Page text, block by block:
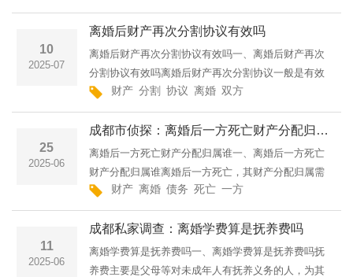
同还贷及对应增值部分，由产权登记一方对另一方进
行补偿。补偿数额
10
2025-07
离婚后财产再次分割协议有效吗
离婚后财产再次分割协议有效吗一、离婚后财产再次
分割协议有效吗离婚后财产再次分割协议一般是有效
的。根据《民法典》相关规定，离婚后，一方发现另
一方有隐藏、转移、变卖、毁损、挥霍夫妻共同财
产，或者伪造夫妻共···
财产 分割 协议 离婚 双方
25
2025-06
成都市侦探：离婚后一方死亡财产分配归属谁
离婚后一方死亡财产分配归属谁一、离婚后一方死亡
财产分配归属谁离婚后一方死亡，其财产分配归属需
根据具体情况来确定。首先，如果离婚后双方并未对
财产进行分割，那么在一方死亡时，其财产应按照法
定继承来处理。法···
财产 离婚 债务 死亡 一方
11
2025-06
成都私家调查：离婚学费算是抚养费吗
离婚学费算是抚养费吗一、离婚学费算是抚养费吗抚
养费主要是父母等对未成年人有抚养义务的人，为其